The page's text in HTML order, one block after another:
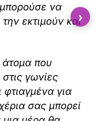
να
εκτιμούν και
που
γωνίες
για
σας μπορεί
›